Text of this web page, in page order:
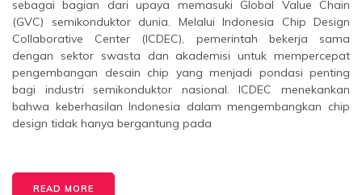
sebagai bagian dari upaya memasuki Global Value Chain
(GVC) semikonduktor dunia. Melalui Indonesia Chip Design
Collaborative Center (ICDEC), pemerintah bekerja sama
dengan sektor swasta dan akademisi untuk mempercepat
pengembangan desain chip yang menjadi pondasi penting
bagi industri semikonduktor nasional. ICDEC menekankan
bahwa keberhasilan Indonesia dalam mengembangkan chip
design tidak hanya bergantung pada
READ MORE